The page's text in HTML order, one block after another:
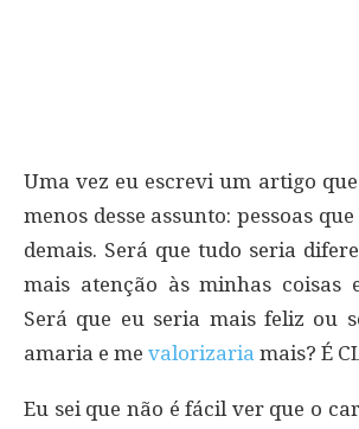
Uma vez eu escrevi um artigo
menos desse assunto: pessoas
demais. Será que tudo seria
mais atenção às minhas coisas
Será que eu seria mais feliz ou
amaria e me valorizaria mais? É
Eu sei que não é fácil ver que o